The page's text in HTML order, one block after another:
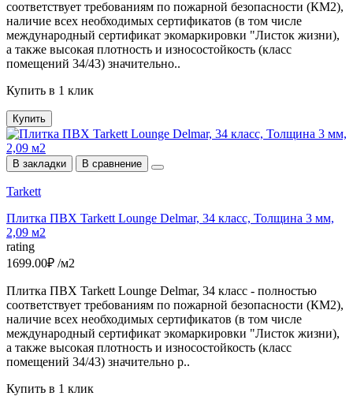
соответствует требованиям по пожарной безопасности (КМ2),
наличие всех необходимых сертификатов (в том числе
международный сертификат экомаркировки "Листок жизни),
а также высокая плотность и износостойкость (класс
помещений 34/43) значительно..
Купить в 1 клик
Купить
В закладки В сравнение
Tarkett
Плитка ПВХ Tarkett Lounge Delmar, 34 класс, Толщина 3 мм,
2,09 м2
rating
1699.00₽ /м2
Плитка ПВХ Tarkett Lounge Delmar, 34 класс - полностью
соответствует требованиям по пожарной безопасности (КМ2),
наличие всех необходимых сертификатов (в том числе
международный сертификат экомаркировки "Листок жизни),
а также высокая плотность и износостойкость (класс
помещений 34/43) значительно р..
Купить в 1 клик